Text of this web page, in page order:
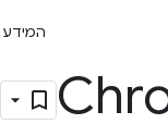
המידע